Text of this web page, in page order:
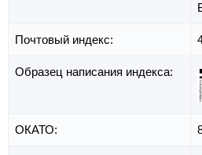
Почтовый индекс:
Образец написания индекса:
ОКАТО: